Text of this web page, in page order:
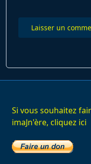
Si vous souhaitez
imaJn'ère, cliquez ici